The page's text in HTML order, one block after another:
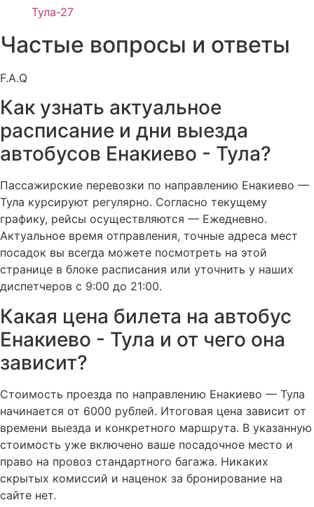
Частые вопросы и ответы
F.A.Q
Как узнать актуальное
расписание и дни выезда
автобусов Енакиево - Тула?
Пассажирские перевозки по направлению Енакиево —
Тула курсируют регулярно. Согласно текущему
графику, рейсы осуществляются — Ежедневно.
Актуальное время отправления, точные адреса мест
посадок вы всегда можете посмотреть на этой
странице в блоке расписания или уточнить у наших
диспетчеров с 9:00 до 21:00.
Какая цена билета на автобус
Енакиево - Тула и от чего она
зависит?
Стоимость проезда по направлению Енакиево — Тула
начинается от 6000 рублей. Итоговая цена зависит от
времени выезда и конкретного маршрута. В указанную
стоимость уже включено ваше посадочное место и
право на провоз стандартного багажа. Никаких
скрытых комиссий и наценок за бронирование на
сайте нет.